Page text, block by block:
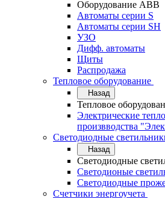
Оборудование АВВ
Автоматы серии S
Автоматы серии SH
УЗО
Дифф. автоматы
Щиты
Распродажа
Тепловое оборудование
Назад
Тепловое
Электрические
произвводства
Светодиодные
Назад
Светодиодные
Светодионые
Светодиодные
Счетчики энергоучета